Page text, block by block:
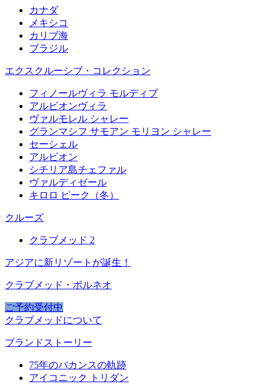
カナダ
メキシコ
カリブ海
ブラジル
エクスクルーシブ・コレクション
フィノールヴィラ モルディブ
アルビオンヴィラ
ヴァルモレル シャレー
グランマシフ サモアン モリヨン シャレー
セーシェル
アルビオン
シチリア島チェファル
ヴァルディゼール
キロロ ピーク（冬）
クルーズ
クラブメッド 2
アジアに新リゾートが誕生！
クラブメッド・ボルネオ
ご予約受付中
クラブメッドについて
ブランドストーリー
75年のバカンスの軌跡
アイコニック トリダン